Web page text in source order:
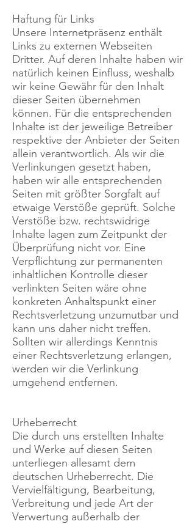
Haftung für Links
Unsere Internetpräsenz enthält
Links zu externen Webseiten
Dritter. Auf deren Inhalte haben wir
natürlich keinen Einfluss, weshalb
wir keine Gewähr für den Inhalt
dieser Seiten übernehmen
können. Für die entsprechenden
Inhalte ist der jeweilige Betreiber
respektive der Anbieter der Seiten
allein verantwortlich. Als wir die
Verlinkungen gesetzt haben,
haben wir alle entsprechenden
Seiten mit größter Sorgfalt auf
etwaige Verstöße geprüft. Solche
Verstöße bzw. rechtswidrige
Inhalte lagen zum Zeitpunkt der
Überprüfung nicht vor. Eine
Verpflichtung zur permanenten
inhaltlichen Kontrolle dieser
verlinkten Seiten wäre ohne
konkreten Anhaltspunkt einer
Rechtsverletzung unzumutbar und
kann uns daher nicht treffen.
Sollten wir allerdings Kenntnis
einer Rechtsverletzung erlangen,
werden wir die Verlinkung
umgehend entfernen.
Urheberrecht
Die durch uns erstellten Inhalte
und Werke auf diesen Seiten
unterliegen allesamt dem
deutschen Urheberrecht. Die
Vervielfältigung, Bearbeitung,
Verbreitung und jede Art der
Verwertung außerhalb der